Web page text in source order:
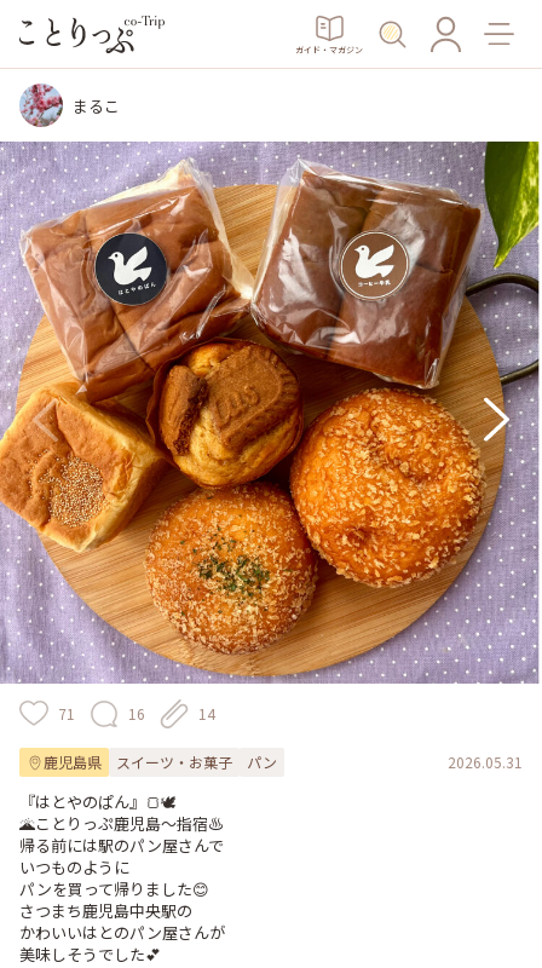
ガイド・マガジン
まるこ
71 16 14
鹿児島県 スイーツ・お菓子 パン 2026.05.31
『はとやのぱん』🍞🕊️
🌋ことりっぷ鹿児島〜指宿♨️
帰る前には駅のパン屋さんで
いつものように
パンを買って帰りました😊
さつまち鹿児島中央駅の
かわいいはとのパン屋さんが
美味しそうでした💕